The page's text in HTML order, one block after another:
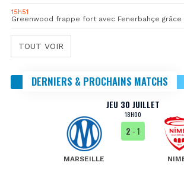
15h51
TOUT VOIR
DERNIERS & PROCHAINS MATCHS
JEU 30 JUILLET
18H00
MARSEILLE
2 - 1